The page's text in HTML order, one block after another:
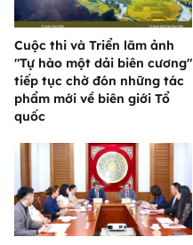
Cuộc thi và Triển lãm ảnh
"Tự hào một dải biên cương"
tiếp tục chờ đón những tác
phẩm mới về biên giới Tổ
quốc